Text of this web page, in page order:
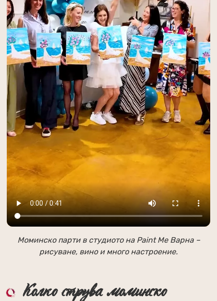
Моминско парти в студиото на Paint Me Варна –
рисуване, вино и много настроение.
Колко струва моминско